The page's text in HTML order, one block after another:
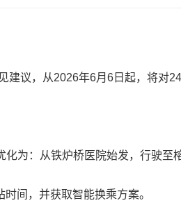
建议，从2026年6月6日起，将对
为：从铁炉桥医院始发，行驶至
间，并获取智能换乘方案。